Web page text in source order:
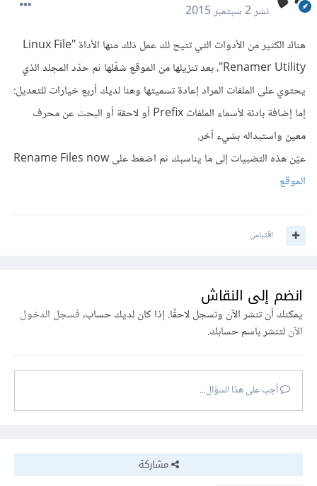
نشر2 سبتمبر 2015
هناك الكثير من الأدوات التي تتيح لك عمل ذلك منها الأداة "Linux File
Renamer Utility"، بعد تنزيلها من الموقع شغّلها ثم حدّد المجلد الذي
يحتوي على الملفات المراد إعادة تسميتها وهنا لديك أربع خيارات للتعديل:
إما إضافة بادئة لأسماء الملفات Prefix أو لاحقة أو البحث عن محرف
معين واستبداله بشيء آخر.
عيّن هذه التضبيات إلى ما يناسبك ثم اضغط على Rename Files now
الموقع
اقتباس
انضم إلى النقاش
يمكنك أن تنشر الآن وتسجل لاحقًا. إذا كان لديك حساب،فسجل الدخول
الآنلتنشر باسم حسابك.
أجب على هذا السؤال...
مشاركة